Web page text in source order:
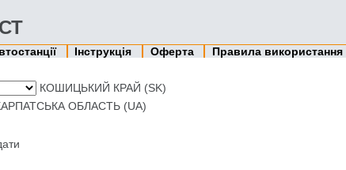
Інструкція Оферта
Правила використання
КОШИЦЬКИЙ КРАЙ (SK)
ОБЛАСТЬ (UA)